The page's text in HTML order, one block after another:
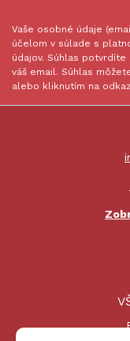
Vaše osobné údaje
účelom v súlade s
údajov. Súhlas
váš email. Súhlas
alebo kliknutím na